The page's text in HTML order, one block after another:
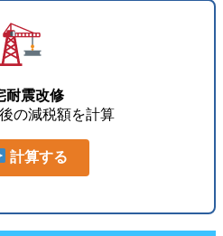
耐震改修
の減税額を計算
計算する